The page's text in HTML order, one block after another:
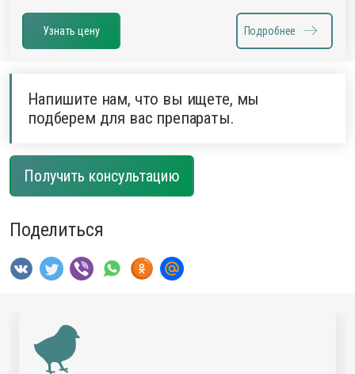
Узнать цену Подробнее
Напишите нам, что вы ищете, мы
подберем для вас препараты.
Получить консультацию
Поделиться